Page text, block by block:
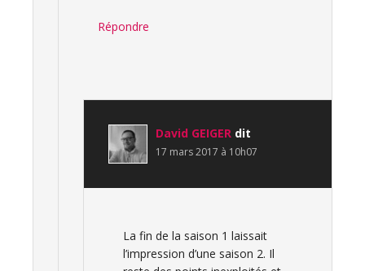
Répondre
David GEIGER dit
17 mars 2017 à 10h07
La fin de la saison 1 laissait
l’impression d’une saison 2. Il